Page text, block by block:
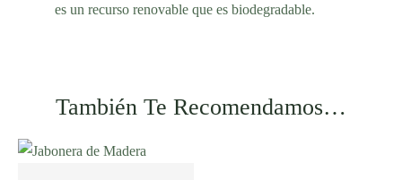
es un recurso renovable que es biodegradable.
También Te Recomendamos…